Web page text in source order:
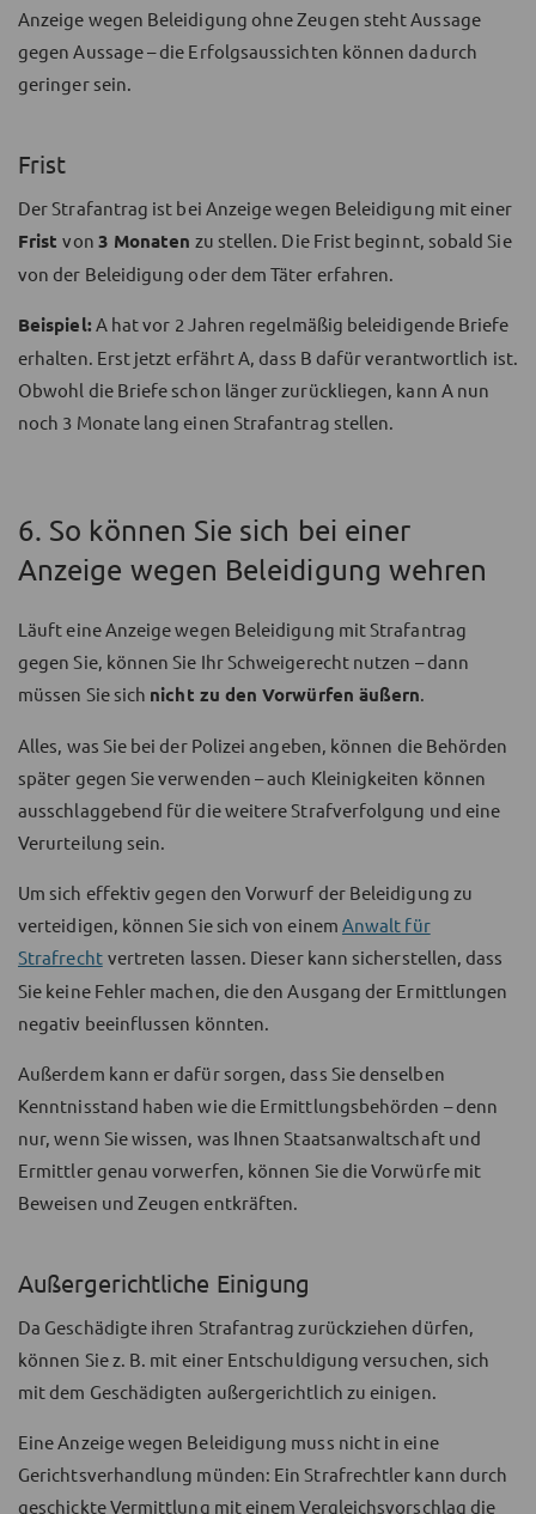
Anzeige wegen Beleidigung ohne Zeugen steht Aussage
gegen Aussage – die Erfolgsaussichten können dadurch
geringer sein.
Frist
Der Strafantrag ist bei Anzeige wegen Beleidigung mit einer
Fristvon 3 Monaten zu stellen. Die Frist beginnt, sobald Sie
von der Beleidigung oder dem Täter erfahren.
Beispiel: A hat vor 2 Jahren regelmäßig beleidigende Briefe
erhalten. Erst jetzt erfährt A, dass B dafür verantwortlich ist.
Obwohl die Briefe schon länger zurückliegen, kann A nun
noch 3 Monate lang einen Strafantrag stellen.
6. So können Sie sich bei einer
Anzeige wegen Beleidigung wehren
Läuft eine Anzeige wegen Beleidigung mit Strafantrag
gegen Sie, können Sie Ihr Schweigerecht nutzen – dann
müssen Sie sich nicht zu den Vorwürfen äußern.
Alles, was Sie bei der Polizei angeben, können die Behörden
später gegen Sie verwenden – auch Kleinigkeiten können
ausschlaggebend für die weitere Strafverfolgung und eine
Verurteilung sein.
Um sich effektiv gegen den Vorwurf der Beleidigung zu
verteidigen, können Sie sich von einem Anwalt für
Strafrecht vertreten lassen. Dieser kann sicherstellen, dass
Sie keine Fehler machen, die den Ausgang der Ermittlungen
negativ beeinflussen könnten.
Außerdem kann er dafür sorgen, dass Sie denselben
Kenntnisstand haben wie die Ermittlungsbehörden – denn
nur, wenn Sie wissen, was Ihnen Staatsanwaltschaft und
Ermittler genau vorwerfen, können Sie die Vorwürfe mit
Beweisen und Zeugen entkräften.
Außergerichtliche Einigung
Da Geschädigte ihren Strafantrag zurückziehen dürfen,
können Sie z. B. mit einer Entschuldigung versuchen, sich
mit dem Geschädigten außergerichtlich zu einigen.
Eine Anzeige wegen Beleidigung muss nicht in eine
Gerichtsverhandlung münden: Ein Strafrechtler kann durch
geschickte Vermittlung mit einem Vergleichsvorschlag die